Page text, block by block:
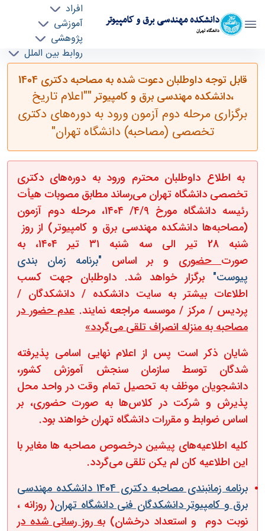
دانشکده مهندسی برق و کامپیوتر
دانشگاه تهران
افراد
آموزشی
پژوهشی
روابط بین الملل
خدمات
جذب نیرو
قابل توجه داوطلبان دعوت شده به مصاحبه دکتری
1404 دانشکده مهندسی برق و کامپیوتر-"اعلام تاریخ
برگزاری مرحله دوم آزمون ورود به دوره‌های دکتری
تخصصی (مصاحبه) دانشگاه تهران " - ece-
دانشکده مهندسی برق و کامپیوتر
قابل توجه داوطلبان دعوت شده به مصاحبه دکتری 1404
،دانشکده مهندسی برق و کامپیوتر ""اعلام تاریخ
برگزاری مرحله دوم آزمون ورود به دوره‌های دکتری
تخصصی (مصاحبه) دانشگاه تهران"
به اطلاع داوطلبان محترم ورود به دوره‌های دکتری
تخصصی دانشگاه تهران می‌رساند مطابق مصوبات هیأت
رئیسه دانشگاه مورخ ۴/۹/ ۱۴۰۴، مرحله دوم آزمون
(مصاحبه‌ها دانشکده مهندسی برق و کامپیوتر) از روز
شنبه 28 تیر الی سه شنبه ۳۱ تیر ۱۴۰۴، به
صورتحضوری و بر اساس "برنامه زمان بندی
پیوست" برگزار خواهد شد. داوطلبان جهت کسب
اطلاعات بیشتر به سایت دانشکده / ‏دانشکدگان‬ /
‏پردیس‬ / ‏مرکز‬ / ‏موسسه‬ مراجعه نمایند. عدم حضور در
مصاحبه به منزله انصراف تلقیمی‌گردد»
شایان ذکر است پس از اعلام نهایی اسامی پذیرفته
شدگان توسط سازمان سنجش آموزش کشور،
دانشجویان موظف به تحصیل تمام وقت در واحد محل
پذیرش و شرکت در کلاس‌ها به صورت حضوری، بر
اساس ضوابط و مقررات دانشگاه تهران خواهند بود.
کلیه اطلاعیه‌های پیشین درخصوص مصاحبه ‌ها مغایر با
این اطلاعیه کان لم یکن تلقی می‌گردد.
برنامه زمانبندی مصاحبه دکتری 1404 دانشکده مهندسی
برق و کامپیوتر دانشکدگان فنی دانشگاه تهران( روزانه ،
نوبت دوم و استعداد درخشان) به روز رسانی شده در